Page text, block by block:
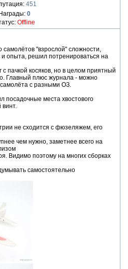
451
Награды: 0
Offline
самолётов "взрослой" сложности,
и опыта, решил потренироваться на
пачкой косяков, но в целом приятный
Главный плюс журнала - можно
с разными ОЗ.
посадочные места хвостового
не сходится с фюзеляжем, его
чем нужно, заметнее всего на
Видимо поэтому на многих сборках
самостоятельно